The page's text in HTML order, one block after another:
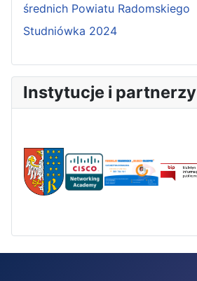
średnich Powiatu Radomskiego
Studniówka 2024
Instytucje i partnerzy